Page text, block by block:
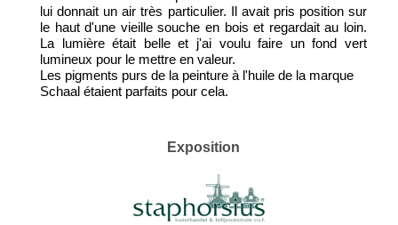
lui donnait un air très particulier. Il avait pris position sur
le haut d'une vieille souche en bois et regardait au loin.
La lumière était belle et j'ai voulu faire un fond vert
lumineux pour le mettre en valeur.
Les pigments purs de la peinture à l'huile de la marque
Schaal étaient parfaits pour cela.
Exposition